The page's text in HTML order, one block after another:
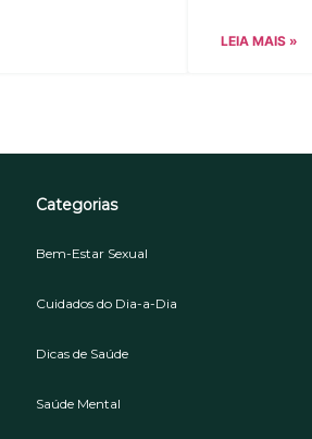
LEIA MAIS »
Categorias
Bem-Estar Sexual
Cuidados do Dia-a-Dia
Dicas de Saúde
Saúde Mental